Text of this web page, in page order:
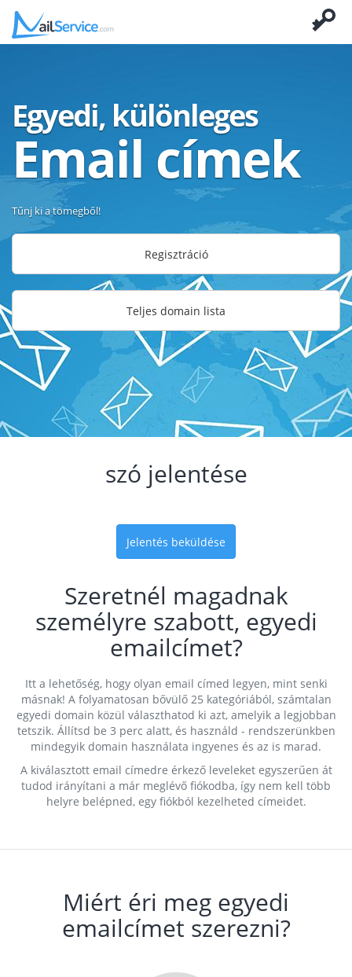
Egyedi, különleges
Email címek
Tűnj ki a tömegből!
Regisztráció
Teljes domain lista
szó jelentése
Jelentés beküldése
Szeretnél magadnak
személyre szabott, egyedi
emailcímet?
Itt a lehetőség, hogy olyan email címed legyen, mint senki
másnak! A folyamatosan bővülő 25 kategóriából, számtalan
egyedi domain közül választhatod ki azt, amelyik a legjobban
tetszik. Állítsd be 3 perc alatt, és használd - rendszerünkben
mindegyik domain használata ingyenes és az is marad.
A kiválasztott email címedre érkező leveleket egyszerűen át
tudod irányítani a már meglévő fiókodba, így nem kell több
helyre belépned, egy fiókból kezelheted címeidet.
Miért éri meg egyedi
emailcímet szerezni?